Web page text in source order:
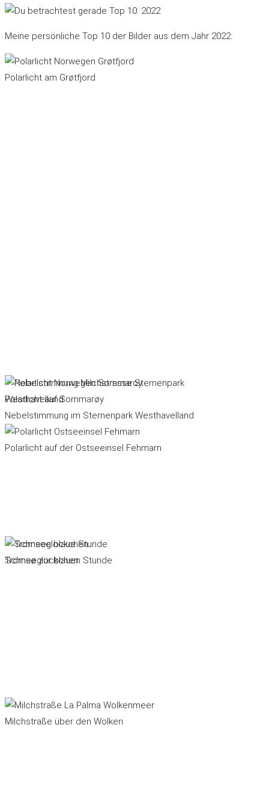
Meine persönliche Top 10 der Bilder aus dem Jahr 2022:
Polarlicht am Grøtfjord
Nebelstimmung im Sternenpark Westhavelland
Polarlicht auf der Ostseeinsel Fehmarn
Polarlicht auf Sommarøy
Schneeglöckchen
Milchstraße über den Wolken
Tromsø zur blauen Stunde